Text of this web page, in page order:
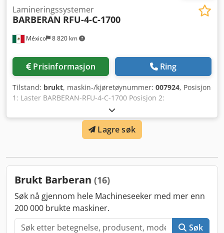
México 8 820 km
Lamineringssystemer
BARBERAN RFU-4-C-1700
Prisinformasjon Ring
Tilstand: brukt, maskin-/kjøretøynummer: 007924, Posisjon
1: Laster BARBERAN-RFU-4-C-1700 Posisjon 2:
Børstemaskin BARBERAN-RFU-4-C-1700 Posisjon 3:
Kalender BARBERAN-RFU-4-C-1700 Posisjon 4:
Linpåføringsmaskin BARBERAN-RFU-4-C-1700 Posisjon 5:
Gjennomløpspresse BARBERAN-RFU-4-C-1700 Codpewu
Lagre søk
Brukt Barberan (16)
Søk nå gjennom hele Machineseeker med mer enn
200 000 brukte maskiner.
Søk